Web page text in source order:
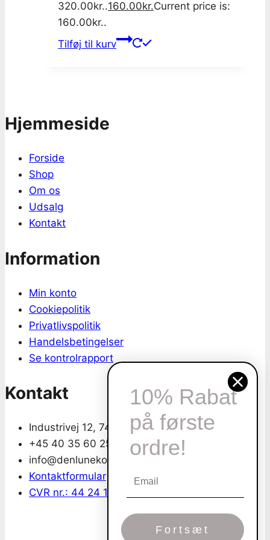
320.00kr..160.00kr.Current price is:
160.00kr..
Tilføj til kurv
Hjemmeside
Forside
Shop
Om os
Udsalg
Kontakt
Information
Min konto
Cookiepolitik
Privatlivspolitik
Handelsbetingelser
Se kontrolrapport
Kontakt
Industrivej 12, 7430 Ikast
+45 40 35 60 25
info@denlunekop.dk
Kontaktformular
CVR nr.: 44 24 15 95
10% Rabat
på første
ordre!
Fortsæt